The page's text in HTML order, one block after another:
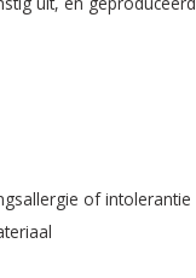
of intolerantie